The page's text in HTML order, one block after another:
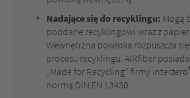
Nadające się do recyklingu: Mogą
poddane recyklingowi wraz z
Wewnętrzna powłoka rozpuszcza
procesu recyklingu. AIRfiber
„Made for Recycling” firmy interzero
normą DIN EN 13430.